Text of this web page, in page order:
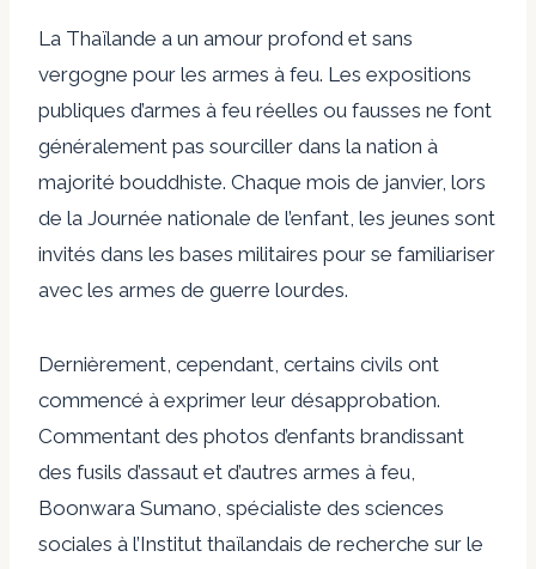
La Thaïlande a un amour profond et sans
vergogne pour les armes à feu. Les expositions
publiques d’armes à feu réelles ou fausses ne font
généralement pas sourciller dans la nation à
majorité bouddhiste. Chaque mois de janvier, lors
de la Journée nationale de l’enfant, les jeunes sont
invités dans les bases militaires pour se familiariser
avec les armes de guerre lourdes.
Dernièrement, cependant, certains civils ont
commencé à exprimer leur désapprobation.
Commentant des photos d’enfants brandissant
des fusils d’assaut et d’autres armes à feu,
Boonwara Sumano, spécialiste des sciences
sociales à l’Institut thaïlandais de recherche sur le